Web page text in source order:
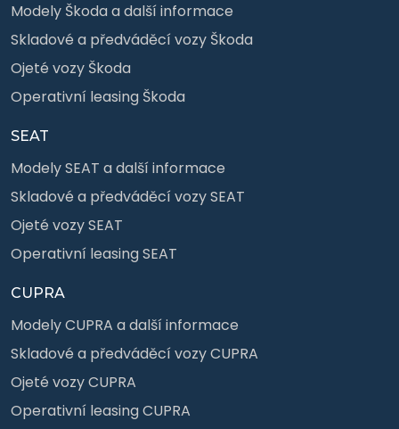
Modely Škoda a další informace
Skladové a předváděcí vozy Škoda
Ojeté vozy Škoda
Operativní leasing Škoda
SEAT
Modely SEAT a další informace
Skladové a předváděcí vozy SEAT
Ojeté vozy SEAT
Operativní leasing SEAT
CUPRA
Modely CUPRA a další informace
Skladové a předváděcí vozy CUPRA
Ojeté vozy CUPRA
Operativní leasing CUPRA